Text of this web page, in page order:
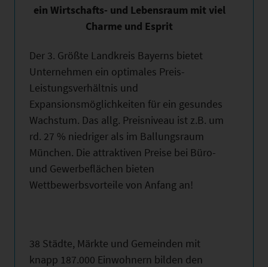
ein Wirtschafts- und Lebensraum mit viel
Charme und Esprit
Der 3. Größte Landkreis Bayerns bietet
Unternehmen ein optimales Preis-
Leistungsverhältnis und
Expansionsmöglichkeiten für ein gesundes
Wachstum. Das allg. Preisniveau ist z.B. um
rd. 27 % niedriger als im Ballungsraum
München. Die attraktiven Preise bei Büro-
und Gewerbeflächen bieten
Wettbewerbsvorteile von Anfang an!
38 Städte, Märkte und Gemeinden mit
knapp 187.000 Einwohnern bilden den